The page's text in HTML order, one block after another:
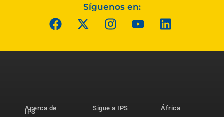
Síguenos en:
Acerca de
IPS
Sigue a IPS
África